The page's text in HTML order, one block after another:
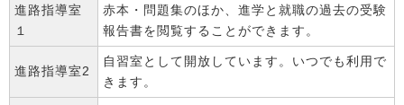
進路指導室
１
赤本・問題集のほか、進学と就職の過去の受験
報告書を閲覧することができます。
進路指導室2
自習室として開放しています。いつでも利用で
きます。